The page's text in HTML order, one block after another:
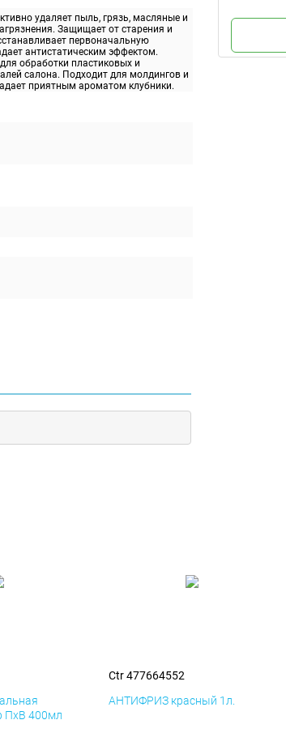
удаляет пыль, грязь, масляные и
Защищает от старения и
первоначальную
антистатическим эффектом.
обработки пластиковых и
салона. Подходит для молдингов и
приятным ароматом клубники.
ПхВ 400мл
Ctr 477664552
АНТИФРИЗ красный 1л.